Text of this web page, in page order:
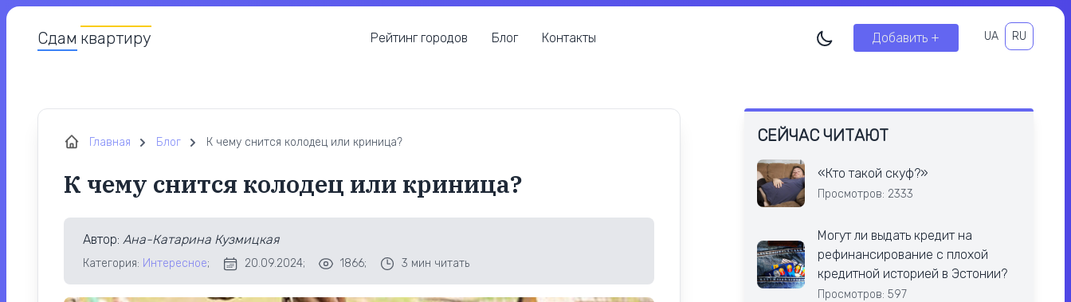
Сдам квартиру Рейтинг городов Блог Контакты Добавить + UA RU
Главная Блог К чему снится колодец или криница?
К чему снится колодец или криница?
Автор: Ана-Катарина Кузмицкая
Категория: Интересное; 20.09.2024; 1866; 3 мин читать
СЕЙЧАС ЧИТАЮТ
«Кто такой скуф?»
Просмотров: 2333
Могут ли выдать кредит на
рефинансирование с плохой
кредитной историей в Эстонии?
Просмотров: 597